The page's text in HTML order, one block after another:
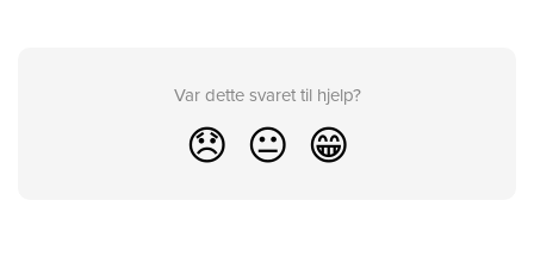
Var dette svaret til hjelp?
😞 😐 😁